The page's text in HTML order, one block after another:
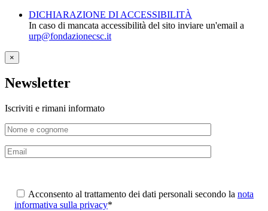
DICHIARAZIONE DI ACCESSIBILITÀ
In caso di mancata accessibilità del sito inviare un'email a
urp@fondazionecsc.it
×
Newsletter
Iscriviti e rimani informato
Acconsento al trattamento dei dati personali secondo la nota
informativa sulla privacy*